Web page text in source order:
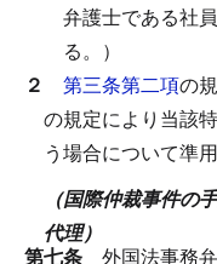
弁護士である社
る。）
２ 第三条第二項の
の規定により当該
う場合について準用
（国際仲裁事件の
代理）
第七条 外国法事務弁